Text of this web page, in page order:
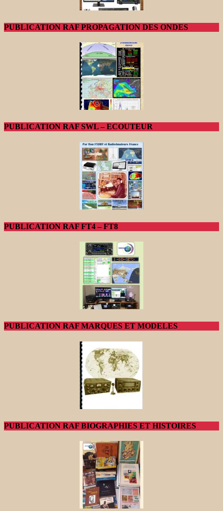
PUBLICATION RAF PROPAGATION DES ONDES
PUBLICATION RAF SWL – ECOUTEUR
PUBLICATION RAF FT4 – FT8
PUBLICATION RAF MARQUES ET MODELES
PUBLICATION RAF BIOGRAPHIES ET HISTOIRES